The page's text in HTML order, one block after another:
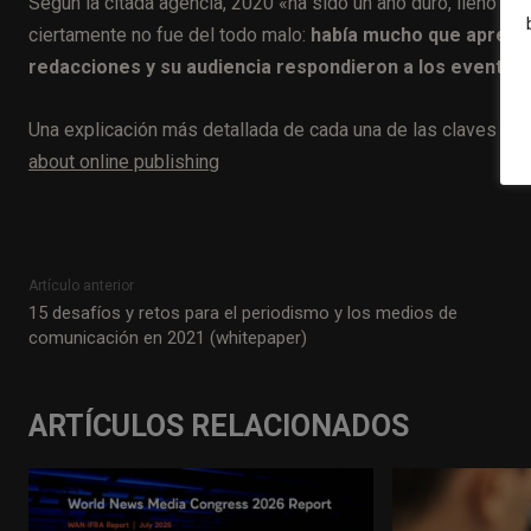
ciertamente no fue del todo malo: había mucho que
redacciones y su audiencia respondieron a los eventos
Una explicación más detallada de cada una de las claves
about online publishing
Artículo anterior
15 desafíos y retos para el periodismo y los medios de
comunicación en 2021 (whitepaper)
ARTÍCULOS RELACIONADOS